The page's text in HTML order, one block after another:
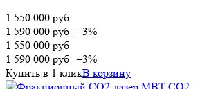
1 550 000 руб
1 590 000 руб |–3%
1 550 000 руб
1 590 000 руб |–3%
Купить в 1 кликВ корзину